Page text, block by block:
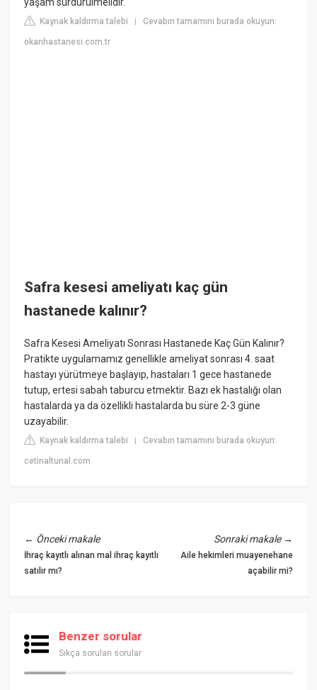
yaşam sürdürülmelidir.
Kaynak kaldırma talebi |Cevabın tamamını burada okuyun:
okanhastanesi.com.tr
Safra kesesi ameliyatı kaç gün
hastanede kalınır?
Safra Kesesi Ameliyatı Sonrası Hastanede Kaç Gün Kalınır?
Pratikte uygulamamız genellikle ameliyat sonrası 4. saat
hastayı yürütmeye başlayıp, hastaları 1 gece hastanede
tutup, ertesi sabah taburcu etmektir. Bazı ek hastalığı olan
hastalarda ya da özellikli hastalarda bu süre 2-3 güne
uzayabilir.
Kaynak kaldırma talebi |Cevabın tamamını burada okuyun:
cetinaltunal.com
← Önceki makale
İhraç kayıtlı alınan mal ihraç kayıtlı
satılır mı?
Sonraki makale→
Aile hekimleri muayenehane
açabilir mi?
Benzer sorular
Sıkça sorulan sorular